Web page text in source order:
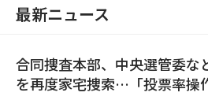
最新ニュース
合同捜査本部、中央選管委な
を再度家宅捜索…「投票率操